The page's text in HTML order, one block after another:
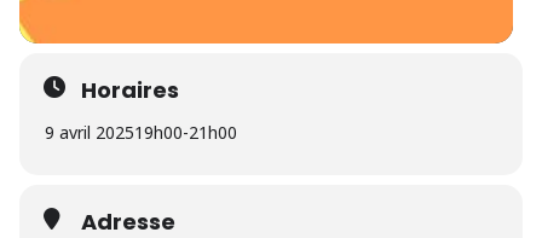
Horaires
9 avril 202519h00-21h00
Adresse